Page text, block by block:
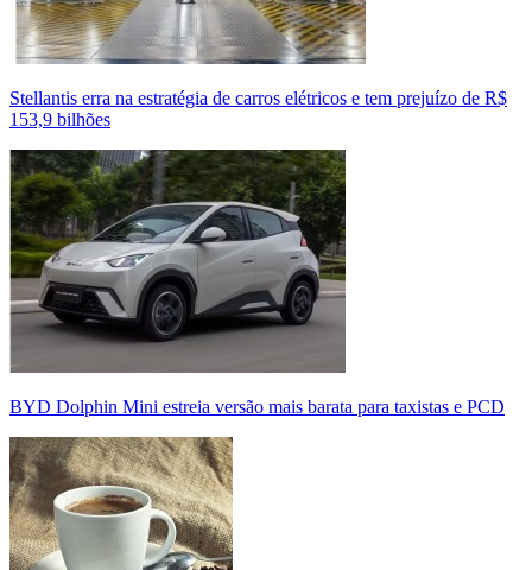
Stellantis erra na estratégia de carros elétricos e tem prejuízo de R$
153,9 bilhões
BYD Dolphin Mini estreia versão mais barata para taxistas e PCD